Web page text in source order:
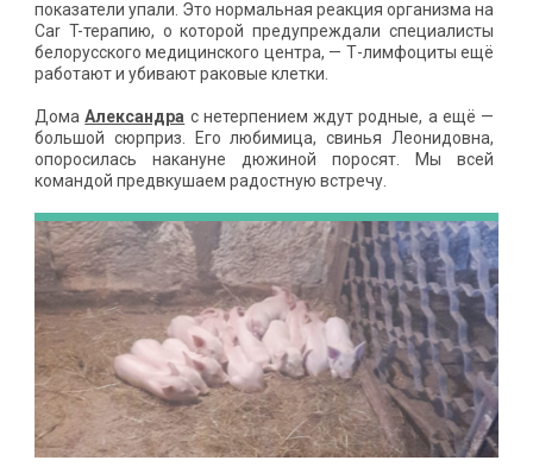
показатели упали. Это нормальная реакция организма на
Car T-терапию, о которой предупреждали специалисты
белорусского медицинского центра, — Т-лимфоциты ещё
работают и убивают раковые клетки.
ДомаАлександра с нетерпением ждут родные, а ещё —
большой сюрприз. Его любимица, свинья Леонидовна,
опоросилась накануне дюжиной поросят. Мы всей
командой предвкушаем радостную встречу.